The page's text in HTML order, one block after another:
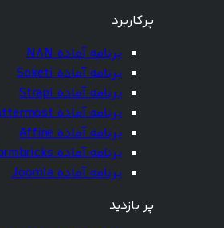
پرکاربرد
برنامه آماده N8N
برنامه آماده Soketi
برنامه آماده Strapi
برنامه آماده Mattermost
برنامه آماده Affine
برنامه آماده Formbricks
برنامه آماده Joomla
پر بازدید